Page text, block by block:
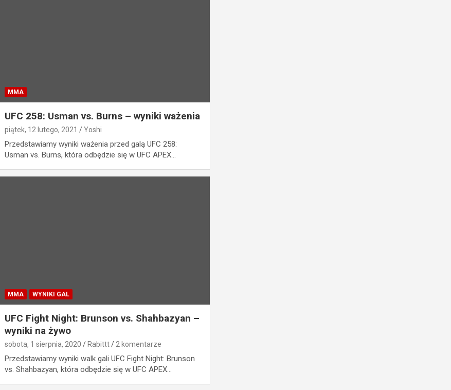
MMA
UFC 258: Usman vs. Burns – wyniki ważenia
piątek, 12 lutego, 2021 Yoshi
Przedstawiamy wyniki ważenia przed galą UFC 258:
Usman vs. Burns, która odbędzie się w UFC APEX…
MMA WYNIKI GAL
UFC Fight Night: Brunson vs. Shahbazyan –
wyniki na żywo
sobota, 1 sierpnia, 2020 Rabittt 2 komentarze
Przedstawiamy wyniki walk gali UFC Fight Night: Brunson
vs. Shahbazyan, która odbędzie się w UFC APEX…